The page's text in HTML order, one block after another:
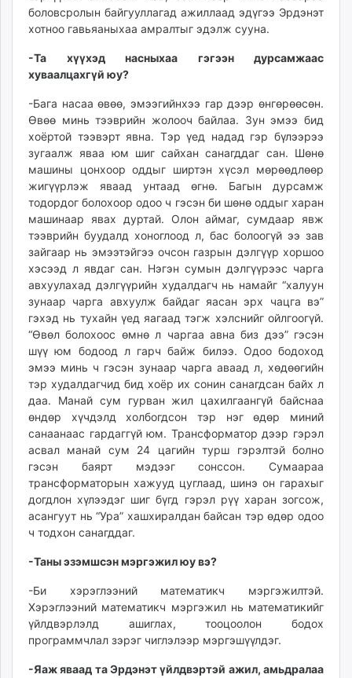
боловсролын байгууллагад ажиллаад эдүгээ Эрдэнэт
хотноо гавьяаныхаа амралтыг эдэлж сууна.
-Та хүүхэд насныхаа гэгээн дурсамжаас
хуваалцахгүй юу?
-Бага насаа өвөө, эмээгийнхээ гар дээр өнгөрөөсөн.
Өвөө минь тээврийн жолооч байлаа. Зун эмээ бид
хоёртой тээвэрт явна. Тэр үед надад гэр бүлээрээ
зугаалж яваа юм шиг сайхан санагддаг сан. Шөнө
машины цонхоор оддыг ширтэн хүсэл мөрөөдлөөр
жигүүрлэж яваад унтаад өгнө. Багын дурсамж
тодордог болохоор одоо ч гэсэн би шөнө оддыг харан
машинаар явах дуртай. Олон аймаг, сумдаар явж
тээврийн буудалд хоноглоод л, бас болоогүй ээ зав
зайгаар нь эмээтэйгээ очсон газрын дэлгүүр хоршоо
хэсээд л явдаг сан. Нэгэн сумын дэлгүүрээс чарга
авхуулахад дэлгүүрийн худалдагч нь намайг “халуун
зунаар чарга авхуулж байдаг яасан эрх чацга вэ”
гэхэд нь тухайн үед яагаад тэгж хэлснийг ойлгоогүй.
“Өвөл болохоос өмнө л чаргаа авна биз дээ” гэсэн
шүү юм бодоод л гарч байж билээ. Одоо бодоход
эмээ минь ч гэсэн зунаар чарга аваад л, хөдөөгийн
тэр худалдагчид бид хоёр их сонин санагдсан байх л
даа. Манай сум гурван жил цахилгаангүй байснаа
өндөр хүчдэлд холбогдсон тэр нэг өдөр миний
санаанаас гардаггүй юм. Трансформатор дээр гэрэл
асвал манай сум 24 цагийн турш гэрэлтэй болно
гэсэн баярт мэдээг сонссон. Сумаараа
трансформаторын хажууд цуглаад, шинэ он гарахыг
догдлон хүлээдэг шиг бүгд гэрэл рүү харан зогсож,
асангуут нь “Ура” хашхиралдан байсан тэр өдөр одоо
ч тодхон санагддаг.
-Таны эзэмшсэн мэргэжил юу вэ?
-Би хэрэглээний математикч мэргэжилтэй.
Хэрэглээний математикч мэргэжил нь математикийг
үйлдвэрлэлд ашиглах, тооцоолон бодох
программчлал зэрэг чиглэлээр мэргэшүүлдэг.
-Яаж яваад та Эрдэнэт үйлдвэртэй ажил, амьдралаа